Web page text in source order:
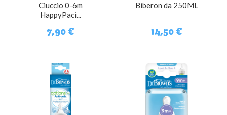
Ciuccio 0-6m
HappyPaci...
7,90 €
Biberon da 250ML
14,50 €